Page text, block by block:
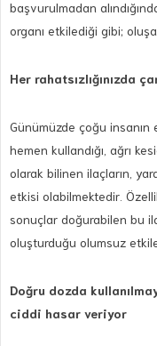
başvurulmadan
organı etkilediği gibi;
Her rahatsızlığınızda
Günümüzde çoğu insanın
hemen kullandığı, ağrı
olarak bilinen ilaçların,
etkisi olabilmektedir.
sonuçlar doğurabilen bu
oluşturduğu olumsuz
Doğru dozda
ciddi hasar veriyor